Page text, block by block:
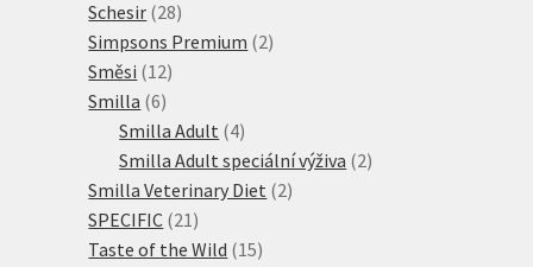
Schesir 2828
produktů
Simpsons Premium 22
Směsi 1212
Smilla 66
produktů
Smilla Adult 44
produkty
Smilla Adult speciální výživa 22
Smilla Veterinary Diet 22
SPECIFIC 21 21
produktů
Taste of the Wild 1515